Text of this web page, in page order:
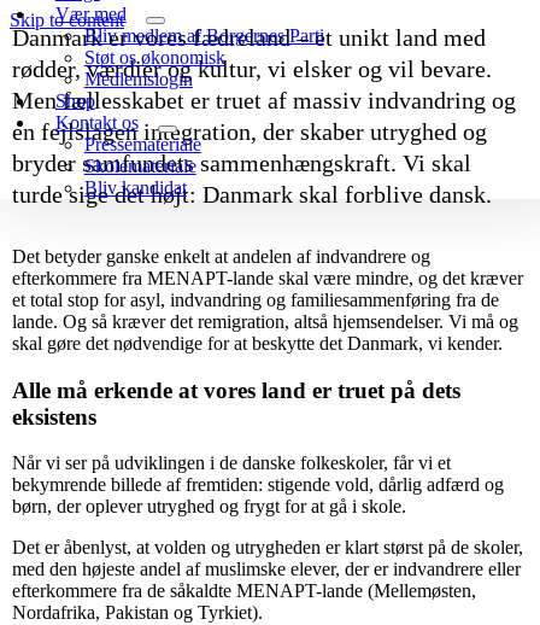
Skip to content
Vær med
Bliv medlem af Borgernes Parti
Støt os økonomisk
Medlemslogin
Shop
Kontakt os
Pressemateriale
Skolemateriale
Bliv kandidat
Danmark er vores fædreland – et unikt land med
rødder, værdier og kultur, vi elsker og vil bevare.
Men fællesskabet er truet af massiv indvandring og
en fejlslagen integration, der skaber utryghed og
bryder samfundets sammenhængskraft. Vi skal
turde sige det højt: Danmark skal forblive dansk.
Det betyder ganske enkelt at andelen af indvandrere og
efterkommere fra MENAPT-lande skal være mindre, og det kræver
et total stop for asyl, indvandring og familiesammenføring fra de
lande. Og så kræver det remigration, altså hjemsendelser. Vi må og
skal gøre det nødvendige for at beskytte det Danmark, vi kender.
Alle må erkende at vores land er truet på dets
eksistens
Når vi ser på udviklingen i de danske folkeskoler, får vi et
bekymrende billede af fremtiden: stigende vold, dårlig adfærd og
børn, der oplever utryghed og frygt for at gå i skole.
Det er åbenlyst, at volden og utrygheden er klart størst på de skoler,
med den højeste andel af muslimske elever, der er indvandrere eller
efterkommere fra de såkaldte MENAPT-lande (Mellemøsten,
Nordafrika, Pakistan og Tyrkiet).